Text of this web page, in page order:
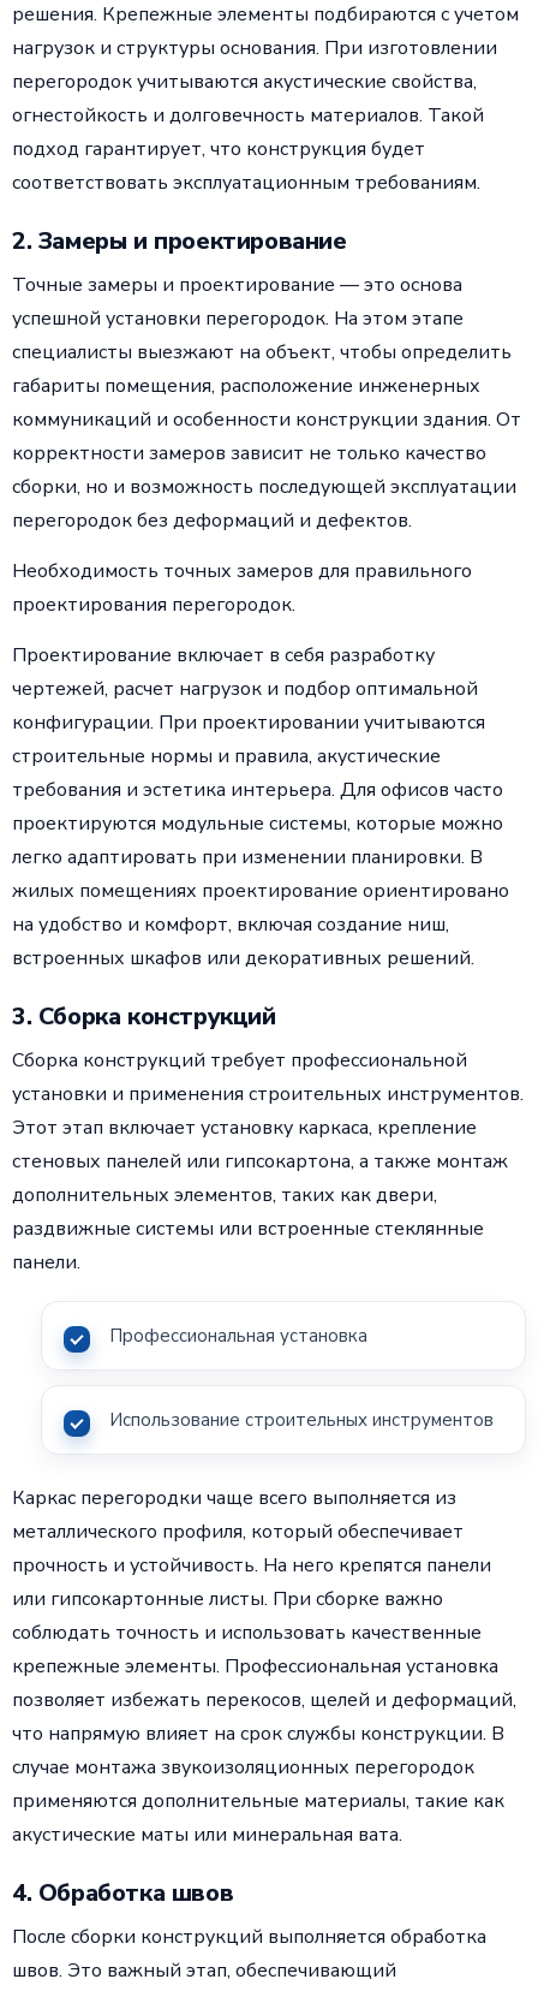
решения. Крепежные элементы подбираются с учетом
нагрузок и структуры основания. При изготовлении
перегородок учитываются акустические свойства,
огнестойкость и долговечность материалов. Такой
подход гарантирует, что конструкция будет
соответствовать эксплуатационным требованиям.
2. Замеры и проектирование
Точные замеры и проектирование — это основа
успешной установки перегородок. На этом этапе
специалисты выезжают на объект, чтобы определить
габариты помещения, расположение инженерных
коммуникаций и особенности конструкции здания. От
корректности замеров зависит не только качество
сборки, но и возможность последующей эксплуатации
перегородок без деформаций и дефектов.
Необходимость точных замеров для правильного
проектирования перегородок.
Проектирование включает в себя разработку
чертежей, расчет нагрузок и подбор оптимальной
конфигурации. При проектировании учитываются
строительные нормы и правила, акустические
требования и эстетика интерьера. Для офисов часто
проектируются модульные системы, которые можно
легко адаптировать при изменении планировки. В
жилых помещениях проектирование ориентировано
на удобство и комфорт, включая создание ниш,
встроенных шкафов или декоративных решений.
3. Сборка конструкций
Сборка конструкций требует профессиональной
установки и применения строительных инструментов.
Этот этап включает установку каркаса, крепление
стеновых панелей или гипсокартона, а также монтаж
дополнительных элементов, таких как двери,
раздвижные системы или встроенные стеклянные
панели.
Профессиональная установка
Использование строительных инструментов
Каркас перегородки чаще всего выполняется из
металлического профиля, который обеспечивает
прочность и устойчивость. На него крепятся панели
или гипсокартонные листы. При сборке важно
соблюдать точность и использовать качественные
крепежные элементы. Профессиональная установка
позволяет избежать перекосов, щелей и деформаций,
что напрямую влияет на срок службы конструкции. В
случае монтажа звукоизоляционных перегородок
применяются дополнительные материалы, такие как
акустические маты или минеральная вата.
4. Обработка швов
После сборки конструкций выполняется обработка
швов. Это важный этап, обеспечивающий